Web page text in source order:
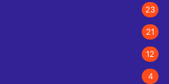
23
21
12
4